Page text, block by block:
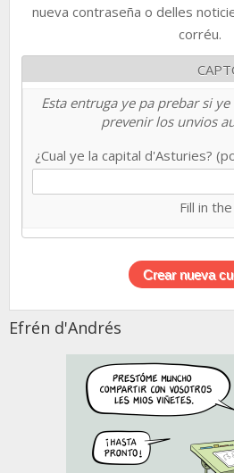
nueva contraseña o delles
corréu.
Esta entruga ye pa prebar si
prevenir los unvios
¿Cual ye la capital d'Asturies?
Fill in
Efrén d'Andrés